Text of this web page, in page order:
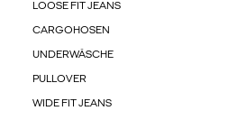
LOOSE FIT JEANS
CARGOHOSEN
UNDERWÄSCHE
PULLOVER
WIDE FIT JEANS